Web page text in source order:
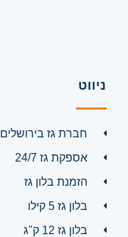
ניווט
חברת גז בירושלים
אספקת גז 24/7
הזמנת בלון גז
בלון גז 5 קילו
בלון גז 12 ק"ג